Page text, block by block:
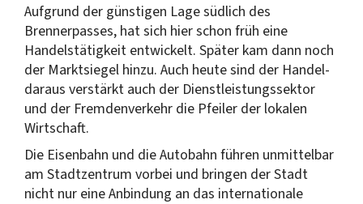
Aufgrund der günstigen Lage südlich des
Brennerpasses, hat sich hier schon früh eine
Handelstätigkeit entwickelt. Später kam dann noch
der Marktsiegel hinzu. Auch heute sind der Handel-
daraus verstärkt auch der Dienstleistungssektor
und der Fremdenverkehr die Pfeiler der lokalen
Wirtschaft.
Die Eisenbahn und die Autobahn führen unmittelbar
am Stadtzentrum vorbei und bringen der Stadt
nicht nur eine Anbindung an das internationale